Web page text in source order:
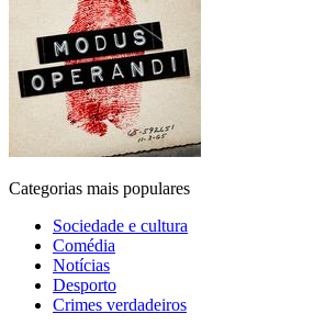
Categorias mais populares
Sociedade e cultura
Comédia
Notícias
Desporto
Crimes verdadeiros